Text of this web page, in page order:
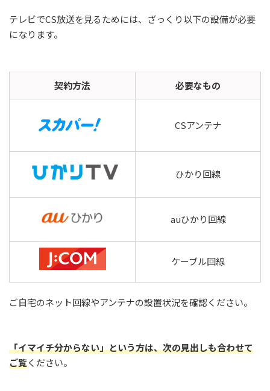
テレビでCS放送を見るためには、ざっくり以下の設備が必要
になります。
契約方法 必要なもの
CSアンテナ
ひかり回線
auひかり回線
ケーブル回線
ご自宅のネット回線やアンテナの設置状況を確認ください。
「イマイチ分からない」という方は、次の見出しも合わせて
ご覧ください。